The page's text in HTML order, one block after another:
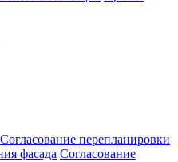
Согласование перепланировки
фасада Согласование